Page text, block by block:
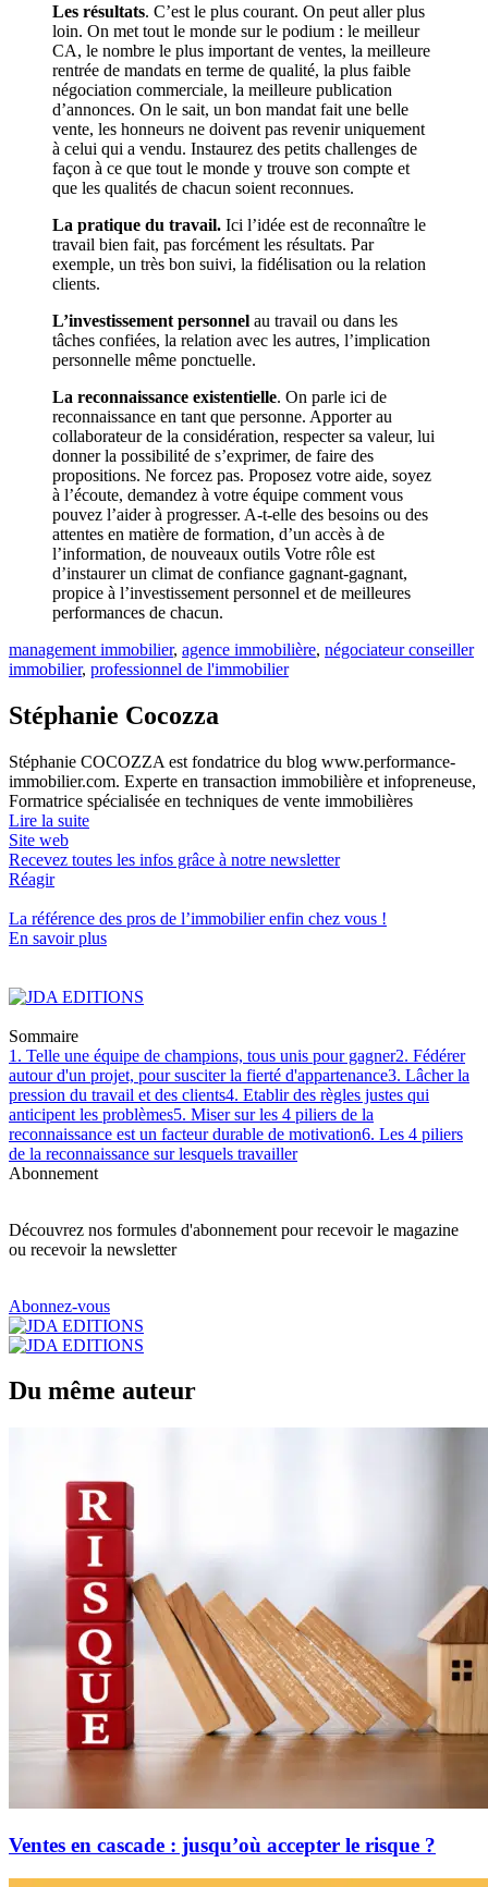
Les résultats. C’est le plus courant. On peut aller plus
loin. On met tout le monde sur le podium : le meilleur
CA, le nombre le plus important de ventes, la meilleure
rentrée de mandats en terme de qualité, la plus faible
négociation commerciale, la meilleure publication
d’annonces. On le sait, un bon mandat fait une belle
vente, les honneurs ne doivent pas revenir uniquement
à celui qui a vendu. Instaurez des petits challenges de
façon à ce que tout le monde y trouve son compte et
que les qualités de chacun soient reconnues.
La pratique du travail. Ici l’idée est de reconnaître le
travail bien fait, pas forcément les résultats. Par
exemple, un très bon suivi, la fidélisation ou la relation
clients.
L’investissement personnel au travail ou dans les
tâches confiées, la relation avec les autres, l’implication
personnelle même ponctuelle.
La reconnaissance existentielle. On parle ici de
reconnaissance en tant que personne. Apporter au
collaborateur de la considération, respecter sa valeur, lui
donner la possibilité de s’exprimer, de faire des
propositions. Ne forcez pas. Proposez votre aide, soyez
à l’écoute, demandez à votre équipe comment vous
pouvez l’aider à progresser. A-t-elle des besoins ou des
attentes en matière de formation, d’un accès à de
l’information, de nouveaux outils Votre rôle est
d’instaurer un climat de confiance gagnant-gagnant,
propice à l’investissement personnel et de meilleures
performances de chacun.
management immobilier, agence immobilière, négociateur conseiller
immobilier, professionnel de l'immobilier
Stéphanie Cocozza
Stéphanie COCOZZA est fondatrice du blog www.performance-
immobilier.com. Experte en transaction immobilière et infopreneuse,
Formatrice spécialisée en techniques de vente immobilières
Lire la suite
Site web
Recevez toutes les infos grâce à notre newsletter
Réagir
La référence des pros de l’immobilierenfin chez vous !
En savoir plus
Sommaire
1. Telle une équipe de champions, tous unis pour gagner2. Fédérer
autour d'un projet, pour susciter la fierté d'appartenance3. Lâcher la
pression du travail et des clients4. Etablir des règles justes qui
anticipent les problèmes5. Miser sur les 4 piliers de la
reconnaissance est un facteur durable de motivation6. Les 4 piliers
de la reconnaissance sur lesquels travailler
Abonnement
Découvrez nos formules d'abonnement pour recevoir le magazine
ou recevoir la newsletter
Abonnez-vous
Du même auteur
Ventes en cascade : jusqu’où accepter le risque ?